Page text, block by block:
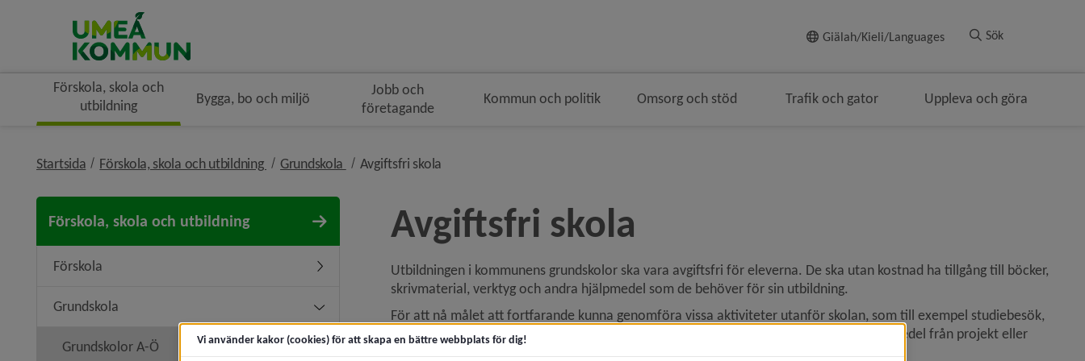
Giälah/Kieli/Languages Sök
Förskola, skola och
utbildning
Bygga, bo och miljö
Jobb och
företagande
Kommun och politik Omsorg och stöd Trafik och gator Uppleva och göra
Startsida Förskola, skola och utbildning nivå i brödsmulenavigeringen
Grundskola nivå i brödsmulenavigeringen
Avgiftsfri skolanivå i brödsmulenavigeringen
Förskola, skola och utbildning
Förskola Undermeny för Förskola
Grundskola Undermeny för Grundskola
Grundskolor A-Ö
Avgiftsfri skola
Utbildningen i kommunens grundskolor ska vara avgiftsfri för eleverna. De ska utan kostnad ha tillgång till böcker,
skrivmaterial, verktyg och andra hjälpmedel som de behöver för sin utbildning.
För att nå målet att fortfarande kunna genomföra vissa aktiviteter utanför skolan, som till exempel studiebesök,
utflykter, lägerskolor och friluftsdagar får skolan själv stå för kostnaden eller använda medel från projekt eller
annan extern finansiering.
Vi använder kakor (cookies) för att skapa en bättre webbplats för dig!